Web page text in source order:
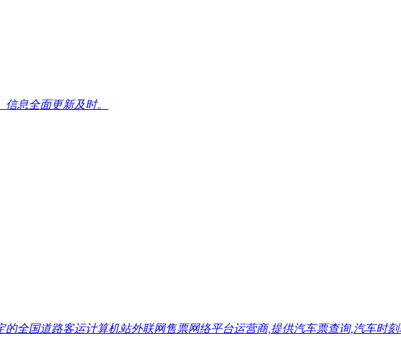
息全面更新及时。
全国道路客运计算机站外联网售票网络平台运营商,提供汽车票查询,汽车时